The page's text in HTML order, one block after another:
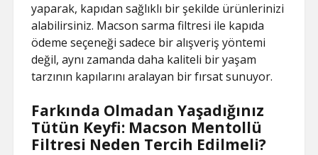
yaparak, kapıdan sağlıklı bir şekilde ürünlerinizi
alabilirsiniz. Macson sarma filtresi ile kapıda
ödeme seçeneği sadece bir alışveriş yöntemi
değil, aynı zamanda daha kaliteli bir yaşam
tarzının kapılarını aralayan bir fırsat sunuyor.
Farkında Olmadan Yaşadığınız
Tütün Keyfi: Macson Mentollü
Filtresi Neden Tercih Edilmeli?